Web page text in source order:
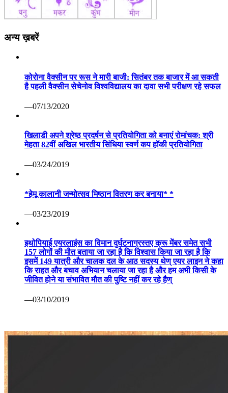
अन्य ख़बरें
कोरोना वैक्सीन पर रूस ने मारी बाजी: सितंबर तक बाजार में आ सकती
है पहली वैक्सीन सेचेनोव विश्वविद्यालय का दावा सभी परीक्षण रहे सफल
—07/13/2020
खिलाडी अपने श्रेष्ठ प्रदर्षन से प्रतियोगिता को बनाएं रोमांचक: श्री
मेहता 82वीं अखिल भारतीय सिंधिया स्वर्ण कप हॉकी प्रतियोगिता
—03/24/2019
*हेमू कालानी जन्मोत्सव मिष्ठान वितरण कर बनाया* *
—03/23/2019
इथोपियाई एयरलाइंस का विमान दुर्घटनाग्रस्तए क्रू मेंबर समेत सभी
157 लोगों की मौत बताया जा रहा है कि विश्वास किया जा रहा है कि
इसमें 149 यात्री और चालक दल के आठ सदस्य थेण् एयर लाइन ने कहा
कि राहत और बचाव अभियान चलाया जा रहा है और हम अभी किसी के
जीवित होने या संभावित मौत की पुष्टि नहीं कर रहे हैण्
—03/10/2019